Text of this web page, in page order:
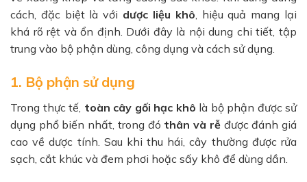
cách, đặc biệt là với dược liệu khô , hiệu quả mang lại
khá rõ rệt và ổn định. Dưới đây là nội dung chi tiết, tập
trung vào bộ phận dùng, công dụng và cách sử dụng.
1. Bộ phận sử dụng
Trong thực tế, toàn cây gối hạc khô là bộ phận được sử
dụng phổ biến nhất, trong đó thân và rễđược đánh giá
cao về dược tính. Sau khi thu hái, cây thường được rửa
sạch, cắt khúc và đem phơi hoặc sấy khô để dùng dần.